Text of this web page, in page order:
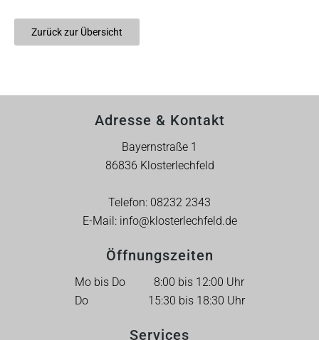
Zurück zur Übersicht
Adresse & Kontakt
Bayernstraße 1
86836 Klosterlechfeld
Telefon: 08232 2343
E-Mail: info@klosterlechfeld.de
Öffnungszeiten
Mo bis Do 8:00 bis 12:00 Uhr
Do 15:30 bis 18:30 Uhr
Services